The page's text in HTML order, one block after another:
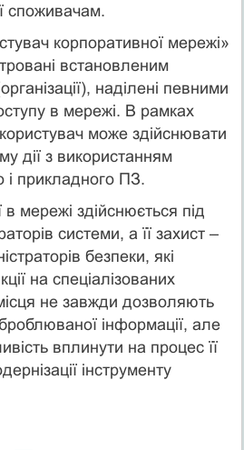
споживачам.
корпоративної мережі»
встановленим
наділені певними
в мережі. В рамках
може здійснювати
дії з використанням
і прикладного ПЗ.
мережі здійснюється під
системи, а її захист –
безпеки, які
на спеціалізованих
не завжди дозволяють
інформації, але
вплинути на процес її
інструменту